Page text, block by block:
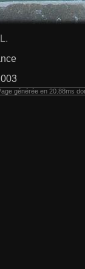
générée en 20.88ms